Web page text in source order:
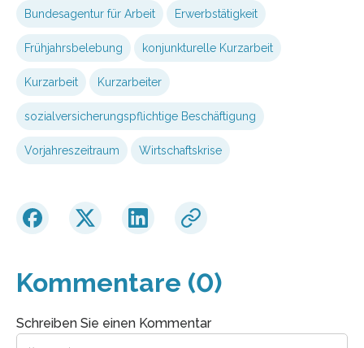
Bundesagentur für Arbeit Erwerbstätigkeit
Frühjahrsbelebung konjunkturelle Kurzarbeit
Kurzarbeit Kurzarbeiter
sozialversicherungspflichtige Beschäftigung
Vorjahreszeitraum Wirtschaftskrise
Kommentare (0)
Schreiben Sie einen Kommentar